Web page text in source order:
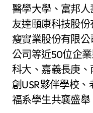
醫學大學、富邦人
友達頤康科技股
瘦實業股份有限
公司等近50位企
科大、嘉義長庚
創USR夥伴學校
福系學生共襄盛舉